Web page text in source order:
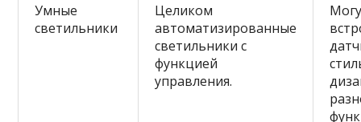
Умные
светильники
Целиком
автоматизированные
светильники с
функцией
управления.